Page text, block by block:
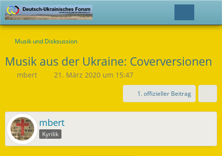
Musik und Disksussion
Musik aus der Ukraine: Coverversionen
mbert 21. März 2020 um 15:47
1. offizieller Beitrag
mbert
Kyrilik